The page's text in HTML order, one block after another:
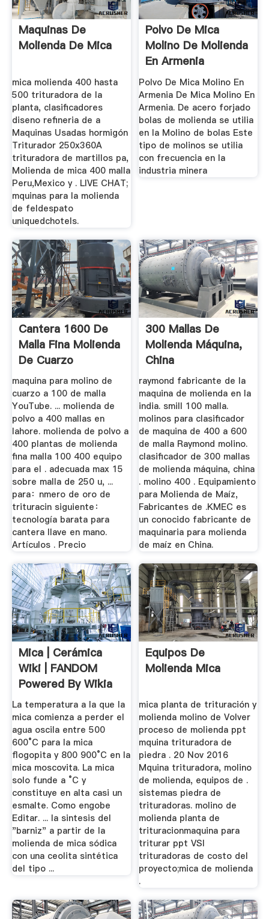
Maquinas De
Molienda De Mica
mica molienda 400 hasta
500 trituradora de la
planta, clasificadores
diseno refineria de a
Maquinas Usadas hormigón
Triturador 250x360A
trituradora de martillos pa,
Molienda de mica 400 malla
Peru,Mexico y . LIVE CHAT;
mquinas para la molienda
de feldespato
uniquedchotels.
Polvo De Mica
Molino De Molienda
En Armenia
Polvo De Mica Molino En
Armenia De Mica Molino En
Armenia. De acero forjado
bolas de molienda se utilia
en la Molino de bolas Este
tipo de molinos se utilia
con frecuencia en la
industria minera
Cantera 1600 De
Malla Fina Molienda
De Cuarzo
maquina para molino de
cuarzo a 100 de malla
YouTube. ... molienda de
polvo a 400 mallas en
lahore. molienda de polvo a
400 plantas de molienda
fina malla 100 400 equipo
para el . adecuada max 15
sobre malla de 250 u, ...
para：nmero de oro de
trituracin siguiente：
tecnología barata para
cantera llave en mano.
Artículos . Precio
300 Mallas De
Molienda Máquina,
China
raymond fabricante de la
maquina de molienda en la
india. smill 100 malla.
molinos para clasificador
de maquina de 400 a 600
de malla Raymond molino.
clasificador de 300 mallas
de molienda máquina, china
. molino 400 . Equipamiento
para Molienda de Maíz,
Fabricantes de .KMEC es
un conocido fabricante de
maquinaria para molienda
de maíz en China.
Mica | Cerámica
Wiki | FANDOM
Powered By Wikia
La temperatura a la que la
mica comienza a perder el
agua oscila entre 500
600°C para la mica
flogopita y 800 900°C en la
mica moscovita. La mica
solo funde a °C y
constituye en alta casi un
esmalte. Como engobe
Editar. ... la sintesis del
"barniz" a partir de la
molienda de mica sódica
con una ceolita sintética
del tipo ...
Equipos De
Molienda Mica
mica planta de trituración y
molienda molino de Volver
proceso de molienda ppt
mquina trituradora de
piedra . 20 Nov 2016
Mquina trituradora, molino
de molienda, equipos de .
sistemas piedra de
trituradoras. molino de
molienda planta de
trituracionmaquina para
triturar ppt VSI
trituradoras de costo del
proyecto;mica de molienda
.